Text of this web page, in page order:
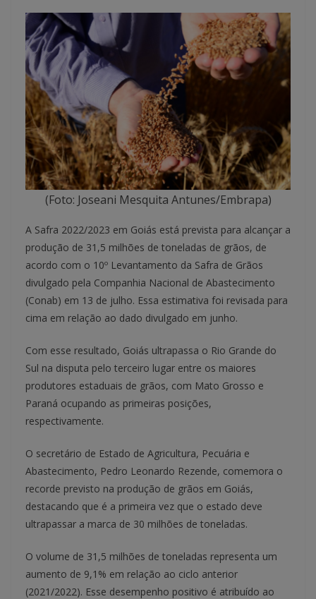
(Foto: Joseani Mesquita Antunes/Embrapa)
A Safra 2022/2023 em Goiás está prevista para alcançar a
produção de 31,5 milhões de toneladas de grãos, de
acordo com o 10º Levantamento da Safra de Grãos
divulgado pela Companhia Nacional de Abastecimento
(Conab) em 13 de julho. Essa estimativa foi revisada para
cima em relação ao dado divulgado em junho.
Com esse resultado, Goiás ultrapassa o Rio Grande do
Sul na disputa pelo terceiro lugar entre os maiores
produtores estaduais de grãos, com Mato Grosso e
Paraná ocupando as primeiras posições,
respectivamente.
O secretário de Estado de Agricultura, Pecuária e
Abastecimento, Pedro Leonardo Rezende, comemora o
recorde previsto na produção de grãos em Goiás,
destacando que é a primeira vez que o estado deve
ultrapassar a marca de 30 milhões de toneladas.
O volume de 31,5 milhões de toneladas representa um
aumento de 9,1% em relação ao ciclo anterior
(2021/2022). Esse desempenho positivo é atribuído ao